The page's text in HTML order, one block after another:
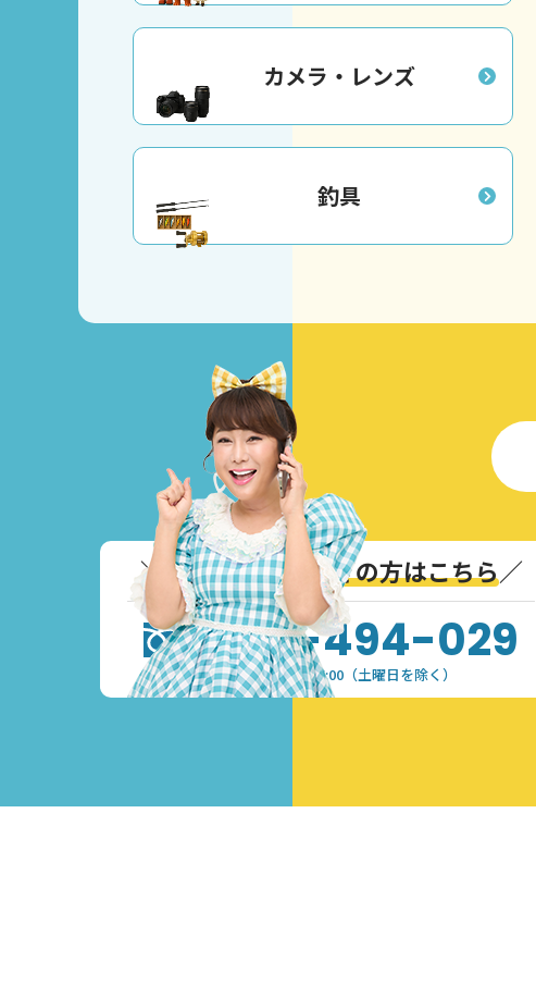
カメラ・レンズ
釣具
＼ 通話無料！お急ぎの方はこちら／
0120-494-029
受付時間：9:30~17:00（土曜日を除く）